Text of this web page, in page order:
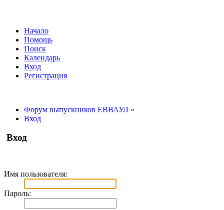
Начало
Помощь
Поиск
Календарь
Вход
Регистрация
Форум выпускников ЕВВАУЛ »
Вход
Вход
Имя пользователя:
Пароль: